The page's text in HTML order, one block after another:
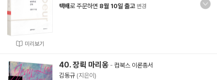
미리보기
택배로 주문하면 8월 10일 출고 변경
40. 장뤽 마리옹 - 컴북스 이론총서
김동규 (지은이)